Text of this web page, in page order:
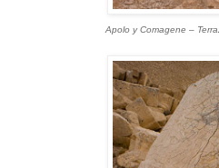
Apolo y Comagene –